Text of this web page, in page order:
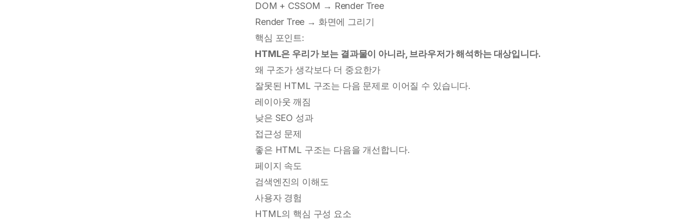
DOM + CSSOM → Render Tree
Render Tree → 화면에 그리기
핵심 포인트:
HTML은 우리가 보는 결과물이 아니라, 브라우저가 해석하는 대상입니다.
왜 구조가 생각보다 더 중요한가
잘못된 HTML 구조는 다음 문제로 이어질 수 있습니다.
레이아웃 깨짐
낮은 SEO 성과
접근성 문제
좋은 HTML 구조는 다음을 개선합니다.
페이지 속도
검색엔진의 이해도
사용자 경험
HTML의 핵심 구성 요소